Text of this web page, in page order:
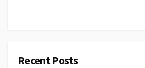
Recent Posts